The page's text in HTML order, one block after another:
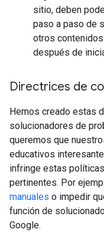
sitio, deben
paso a paso de
otros
después de
Directrices de
Hemos creado estas
solucionadores de
queremos que
educativos
infringe estas
pertinentes. Por
manuales o impedir
función de
Google.